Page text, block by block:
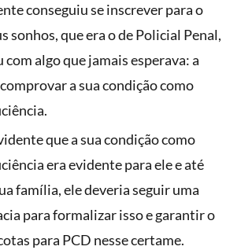
conseguiu se inscrever para o
sonhos, que era o de Policial Penal,
com algo que jamais esperava: a
a sua condição como
que a sua condição como
era evidente para ele e até
família, ele deveria seguir uma
para formalizar isso e garantir o
para PCD nesse certame.